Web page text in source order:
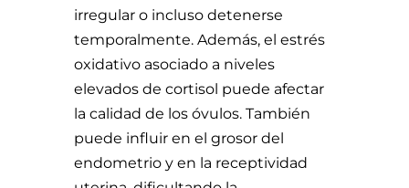
irregular o incluso detenerse
temporalmente. Además, el estrés
oxidativo asociado a niveles
elevados de cortisol puede afectar
la calidad de los óvulos. También
puede influir en el grosor del
endometrio y en la receptividad